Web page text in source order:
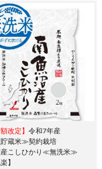
改定】 令和7年産
蔵米≫契約栽培
産こしひかり≪無洗米≫
】